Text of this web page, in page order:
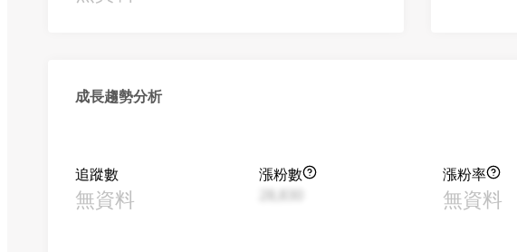
成長趨勢分析
追蹤數
無資料
漲粉數
漲粉率
無資料